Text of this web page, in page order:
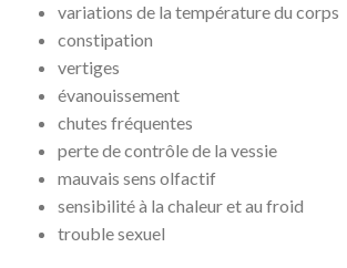
variations de la température du corps
constipation
vertiges
évanouissement
chutes fréquentes
perte de contrôle de la vessie
mauvais sens olfactif
sensibilité à la chaleur et au froid
trouble sexuel